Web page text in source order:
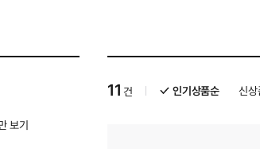
보기
11 건 인기상품순 신상